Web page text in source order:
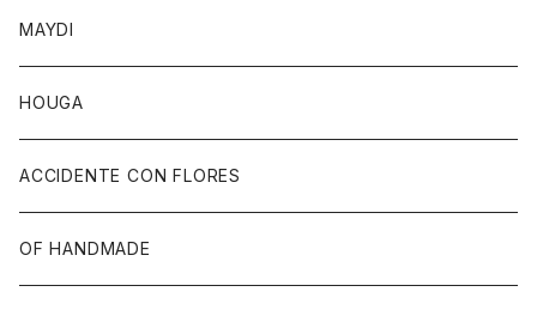
MAYDI
HOUGA
ACCIDENTE CON FLORES
OF HANDMADE